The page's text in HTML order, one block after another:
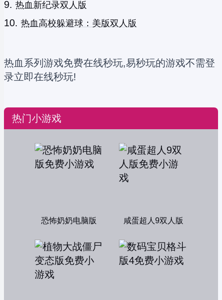
热血新纪录双人版
热血高校躲避球：美版双人版
热血系列游戏免费在线秒玩,易秒玩的游戏不需登
录立即在线秒玩!
热门小游戏
恐怖奶奶电脑版 咸蛋超人9双人版